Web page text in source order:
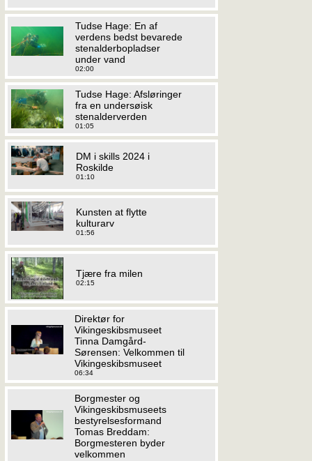
Tudse Hage: En af
verdens bedst bevarede
stenalderbopladser
under vand
02:00
Tudse Hage: Afsløringer
fra en undersøisk
stenalderverden
01:05
DM i skills 2024 i
Roskilde
01:10
Kunsten at flytte
kulturarv
01:56
Tjære fra milen
02:15
Direktør for
Vikingeskibsmuseet
Tinna Damgård-
Sørensen: Velkommen til
Vikingeskibsmuseet
06:34
Borgmester og
Vikingeskibsmuseets
bestyrelsesformand
Tomas Breddam:
Borgmesteren byder
velkommen